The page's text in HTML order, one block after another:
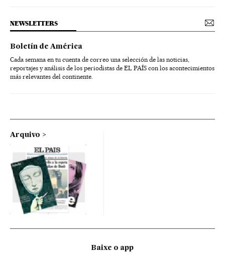
NEWSLETTERS
Boletín de América
Cada semana en tu cuenta de correo una selección de las noticias,
reportajes y análisis de los periodistas de EL PAÍS con los acontecimientos
más relevantes del continente.
Arquivo
Baixe o app